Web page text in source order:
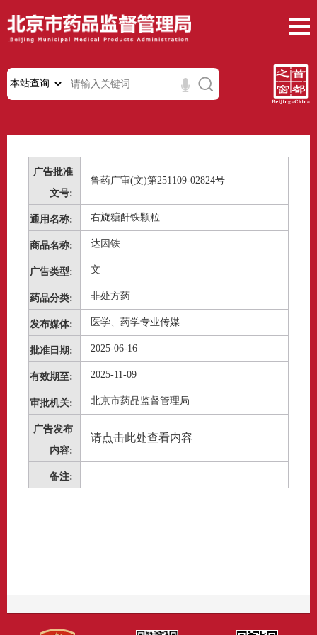
广告批准
文号:
鲁药广审(文)第251109-02824号
通用名称: 右旋糖酐铁颗粒
商品名称: 达因铁
广告类型: 文
药品分类: 非处方药
发布媒体: 医学、药学专业传媒
批准日期: 2025-06-16
有效期至: 2025-11-09
审批机关: 北京市药品监督管理局
广告发布
内容:
请点击此处查看内容
备注: